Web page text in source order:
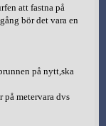
att fastna på
bör det vara en
på nytt,ska
på metervara dvs